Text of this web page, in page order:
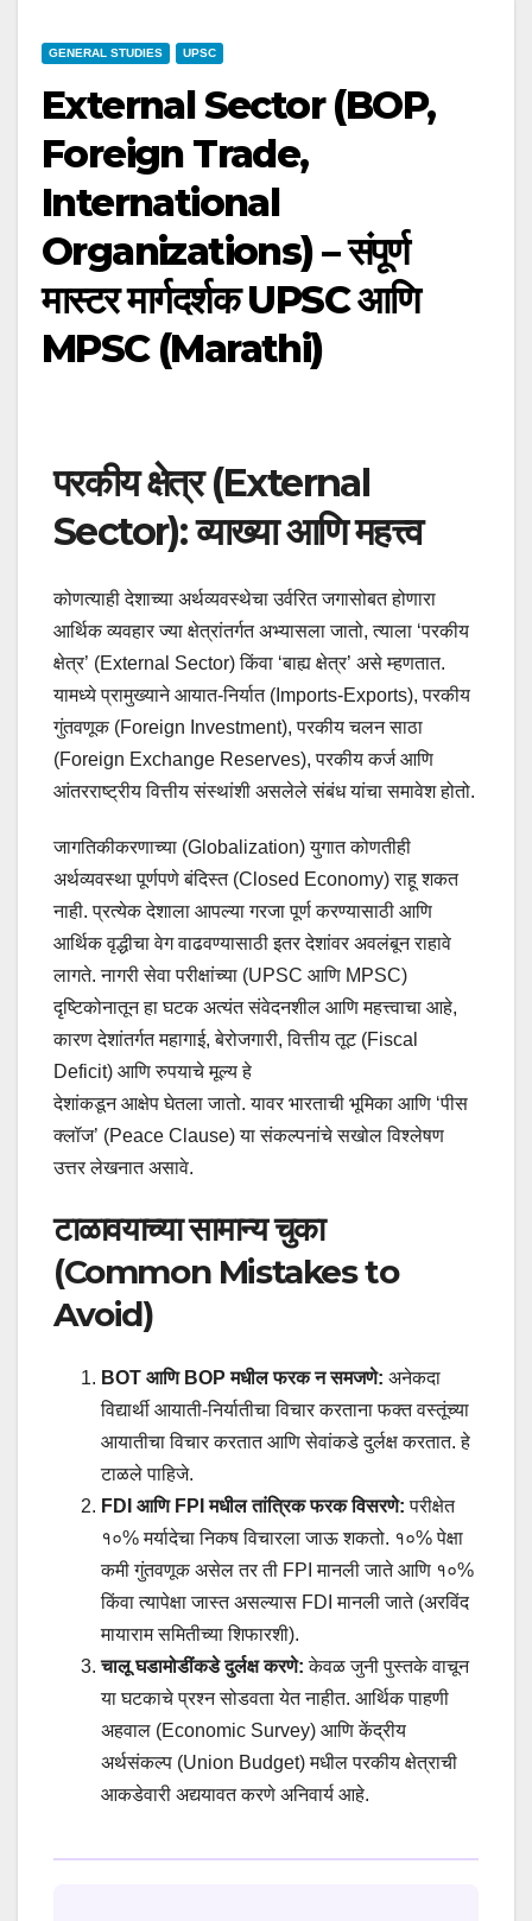
GENERAL STUDIES UPSC
External Sector (BOP,
Foreign Trade,
International
Organizations) – संपूर्ण
मास्टर मार्गदर्शक UPSC आणि
MPSC (Marathi)
परकीय क्षेत्र (External
Sector): व्याख्या आणि महत्त्व
कोणत्याही देशाच्या अर्थव्यवस्थेचा उर्वरित जगासोबत होणारा
आर्थिक व्यवहार ज्या क्षेत्रांतर्गत अभ्यासला जातो, त्याला ‘परकीय
क्षेत्र’ (External Sector) किंवा ‘बाह्य क्षेत्र’ असे म्हणतात.
यामध्ये प्रामुख्याने आयात-निर्यात (Imports-Exports), परकीय
गुंतवणूक (Foreign Investment), परकीय चलन साठा
(Foreign Exchange Reserves), परकीय कर्ज आणि
आंतरराष्ट्रीय वित्तीय संस्थांशी असलेले संबंध यांचा समावेश होतो.
जागतिकीकरणाच्या (Globalization) युगात कोणतीही
अर्थव्यवस्था पूर्णपणे बंदिस्त (Closed Economy) राहू शकत
नाही. प्रत्येक देशाला आपल्या गरजा पूर्ण करण्यासाठी आणि
आर्थिक वृद्धीचा वेग वाढवण्यासाठी इतर देशांवर अवलंबून राहावे
लागते. नागरी सेवा परीक्षांच्या (UPSC आणि MPSC)
दृष्टिकोनातून हा घटक अत्यंत संवेदनशील आणि महत्त्वाचा आहे,
कारण देशांतर्गत महागाई, बेरोजगारी, वित्तीय तूट (Fiscal
Deficit) आणि रुपयाचे मूल्य हे
देशांकडून आक्षेप घेतला जातो. यावर भारताची भूमिका आणि ‘पीस
क्लॉज’ (Peace Clause) या संकल्पनांचे सखोल विश्लेषण
उत्तर लेखनात असावे.
टाळावयाच्या सामान्य चुका
(Common Mistakes to
Avoid)
BOT आणि BOP मधील फरक न समजणे: अनेकदा
विद्यार्थी आयाती-निर्यातीचा विचार करताना फक्त वस्तूंच्या
आयातीचा विचार करतात आणि सेवांकडे दुर्लक्ष करतात. हे
टाळले पाहिजे.
FDI आणि FPI मधील तांत्रिक फरक विसरणे: परीक्षेत
१०% मर्यादेचा निकष विचारला जाऊ शकतो. १०% पेक्षा
कमी गुंतवणूक असेल तर ती FPI मानली जाते आणि १०%
किंवा त्यापेक्षा जास्त असल्यास FDI मानली जाते (अरविंद
मायाराम समितीच्या शिफारशी).
चालू घडामोडींकडे दुर्लक्ष करणे: केवळ जुनी पुस्तके वाचून
या घटकाचे प्रश्न सोडवता येत नाहीत. आर्थिक पाहणी
अहवाल (Economic Survey) आणि केंद्रीय
अर्थसंकल्प (Union Budget) मधील परकीय क्षेत्राची
आकडेवारी अद्ययावत करणे अनिवार्य आहे.